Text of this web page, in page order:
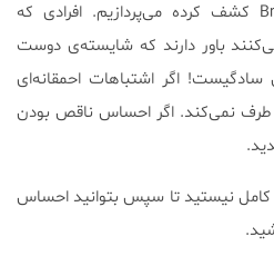
اینجا به بیان چیزی که Brown کشف کرده می‌پردازیم. افرادی که
باور دارند که شایسته‌ی دوست
اگر اشتباهات احمقانه‌ای
طرف نمی‌کند. اگر احساس ناقص بودن
کامل نیستید تا سپس بتوانید احساس